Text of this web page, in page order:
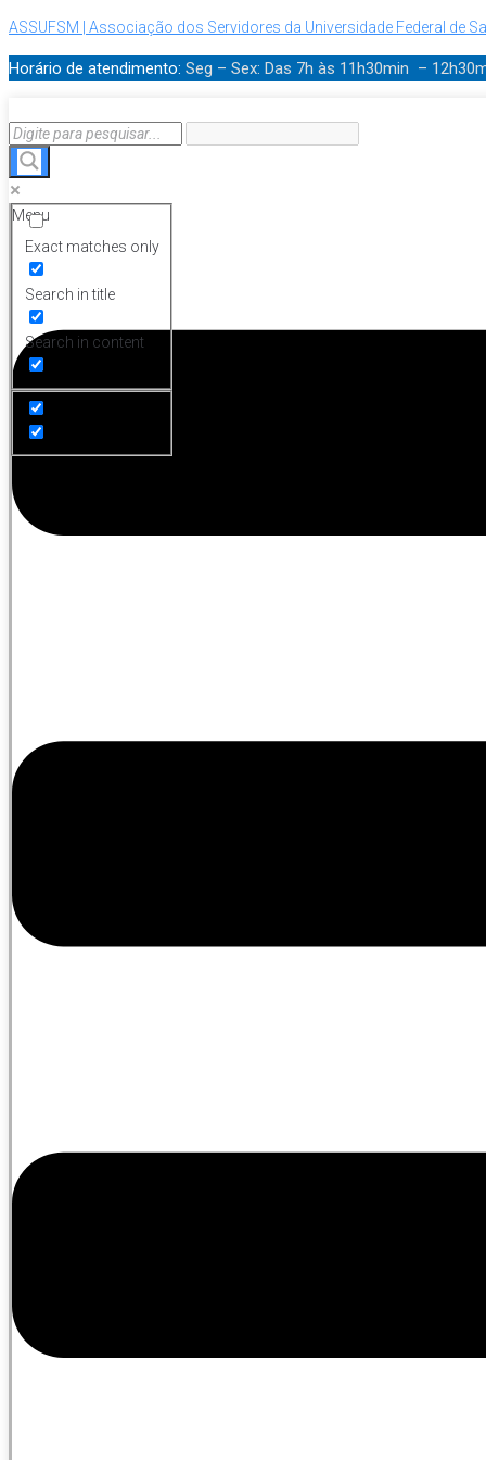
ASSUFSM | Associação dos Servidores da Universidade Federal de
Horário de atendimento: Seg – Sex: Das 7h às 11h30min –
Exact matches only
Search in title
Search in content
Menu